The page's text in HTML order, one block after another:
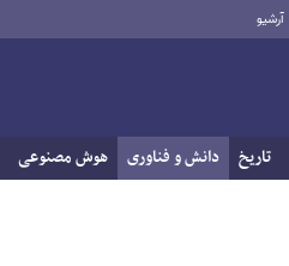
آرشیو
تاریخ دانش و فناوری هوش مصنوعی